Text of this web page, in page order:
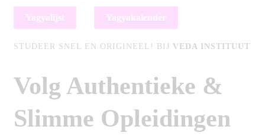
Yagyalijst Yagyakalender
STUDEER SNEL EN ORIGINEEL! BIJ VEDA INSTITUUT
Volg Authentieke &
Slimme Opleidingen